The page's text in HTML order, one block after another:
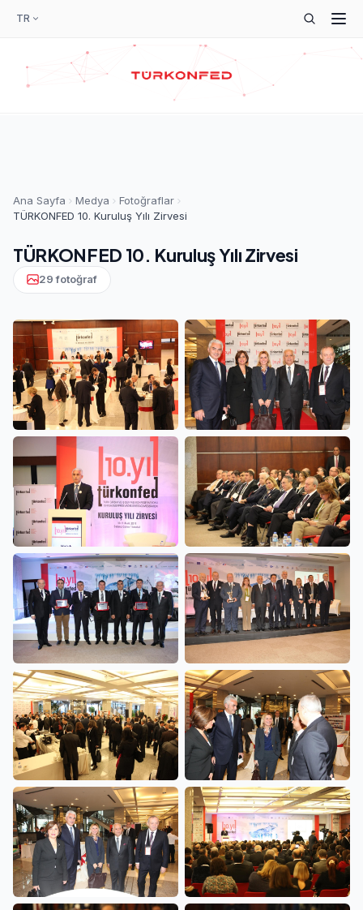
TR
Ana Sayfa Medya
Fotoğraflar
TÜRKONFED 10. Kuruluş Yılı Zirvesi
TÜRKONFED 10. Kuruluş Yılı Zirvesi
29 fotoğraf